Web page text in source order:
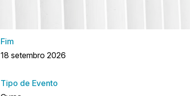
Fim
18 setembro 2026
Tipo de Evento